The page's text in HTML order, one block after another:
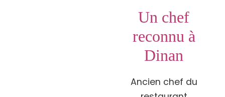
Un chef
reconnu à
Dinan
Ancien chef du